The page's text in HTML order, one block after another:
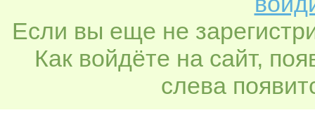
Если вы еще не
Как войдёте на сайт,
слева